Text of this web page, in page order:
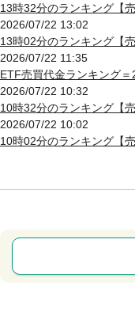
13時32分のランキング【
2026/07/22 13:02
13時02分のランキング【
2026/07/22 11:35
ETF売買代金ランキング＝
2026/07/22 10:32
10時32分のランキング【
2026/07/22 10:02
10時02分のランキング【